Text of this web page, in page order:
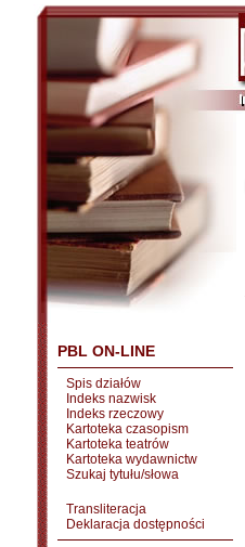
PBL ON-LINE
Spis działów
Indeks nazwisk
Indeks rzeczowy
Kartoteka czasopism
Kartoteka teatrów
Kartoteka wydawnictw
Szukaj tytułu/słowa
Transliteracja
Deklaracja dostępności